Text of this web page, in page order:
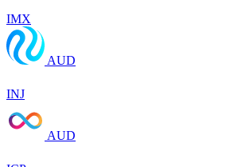
IMX
AUD
INJ
AUD